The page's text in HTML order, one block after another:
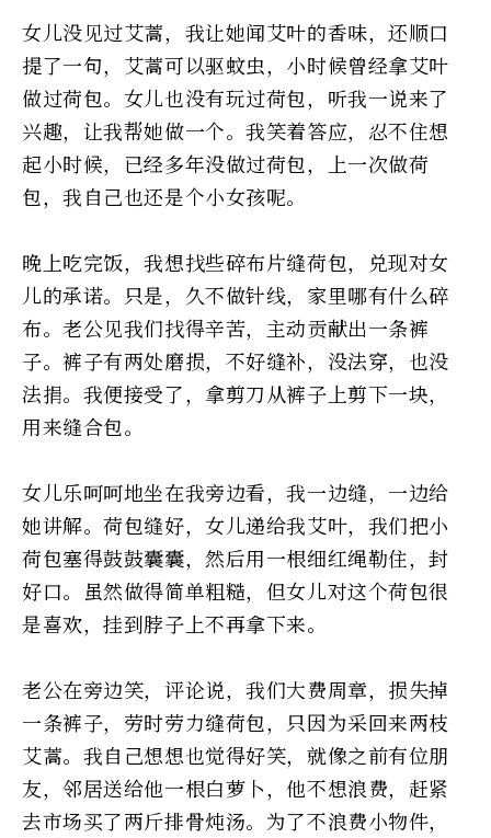
女儿没见过艾蒿，我让她闻艾叶的香味，还顺口
提了一句，艾蒿可以驱蚊虫，小时候曾经拿艾叶
做过荷包。女儿也没有玩过荷包，听我一说来了
兴趣，让我帮她做一个。我笑着答应，忍不住想
起小时候，已经多年没做过荷包，上一次做荷
包，我自己也还是个小女孩呢。
晚上吃完饭，我想找些碎布片缝荷包，兑现对女
儿的承诺。只是，久不做针线，家里哪有什么碎
布。老公见我们找得辛苦，主动贡献出一条裤
子。裤子有两处磨损，不好缝补，没法穿，也没
法捐。我便接受了，拿剪刀从裤子上剪下一块，
用来缝合包。
女儿乐呵呵地坐在我旁边看，我一边缝，一边给
她讲解。荷包缝好，女儿递给我艾叶，我们把小
荷包塞得鼓鼓囊囊，然后用一根细红绳勒住，封
好口。虽然做得简单粗糙，但女儿对这个荷包很
是喜欢，挂到脖子上不再拿下来。
老公在旁边笑，评论说，我们大费周章，损失掉
一条裤子，劳时劳力缝荷包，只因为采回来两枝
艾蒿。我自己想想也觉得好笑，就像之前有位朋
友，邻居送给他一根白萝卜，他不想浪费，赶紧
去市场买了两斤排骨炖汤。为了不浪费小物件，